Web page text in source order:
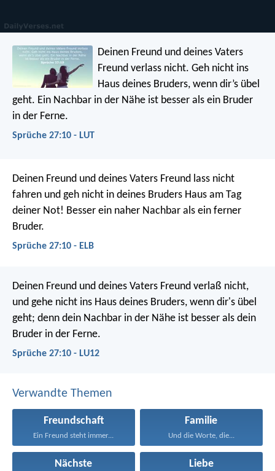
Deinen Freund und deines Vaters
Freund verlass nicht. Geh nicht ins
Haus deines Bruders, wenn dir’s übel
geht. Ein Nachbar in der Nähe ist besser als ein Bruder
in der Ferne.
Sprüche 27:10 - LUT
Deinen Freund und deines Vaters Freund lass nicht
fahren und geh nicht in deines Bruders Haus am Tag
deiner Not! Besser ein naher Nachbar als ein ferner
Bruder.
Sprüche 27:10 - ELB
Deinen Freund und deines Vaters Freund verlaß nicht,
und gehe nicht ins Haus deines Bruders, wenn dir's übel
geht; denn dein Nachbar in der Nähe ist besser als dein
Bruder in der Ferne.
Sprüche 27:10 - LU12
Verwandte Themen
Freundschaft
Ein Freund steht immer...
Familie
Und die Worte, die...
Nächste Liebe